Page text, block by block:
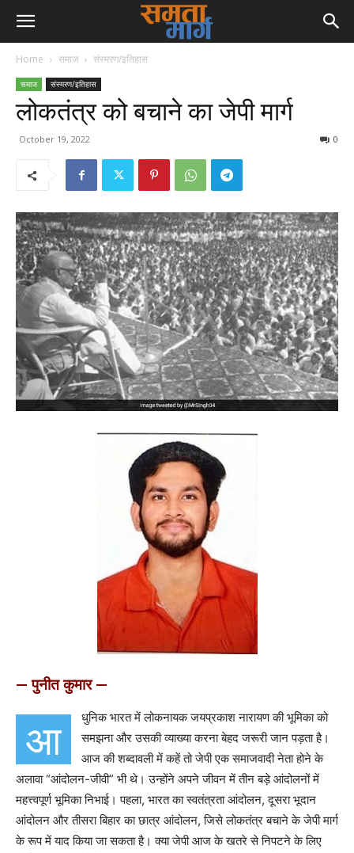
Home समाज संस्मरण/इतिहास
समाज संस्मरण/इतिहास
लोकतंत्र को बचाने का जेपी मार्ग
October 19, 2022 0
— पुनीत कुमार —
आ
धुनिक भारत में लोकनायक जयप्रकाश नारायण की भूमिका को
समझना और उसकी व्याख्या करना बेहद जरूरी जान पड़ता है।
आज की शब्दावली में कहें तो जेपी एक समाजवादी नेता होने के
अलावा “आंदोलन-जीवी” भी थे। उन्होंने अपने जीवन में तीन बड़े आंदोलनों में
महत्त्वपूर्ण भूमिका निभाई। पहला, भारत का स्वतंत्रता आंदोलन, दूसरा भूदान
आंदोलन और तीसरा बिहार का छात्र आंदोलन, जिसे लोकतंत्र बचाने के जेपी मार्ग
के रूप में याद किया जा सकता है। क्या जेपी आज के खतरे से निपटने के लिए